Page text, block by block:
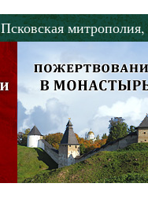
Псковская митрополия,